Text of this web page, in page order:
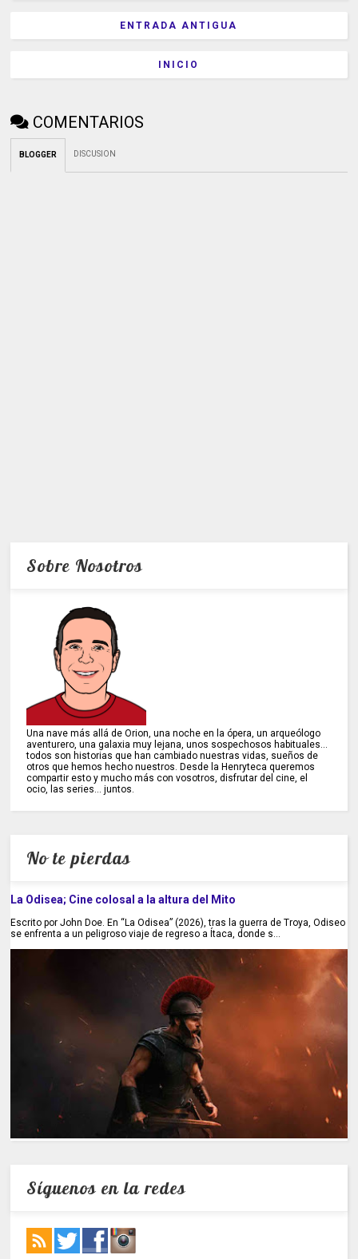
ENTRADA ANTIGUA
INICIO
COMENTARIOS
BLOGGER DISCUSION
Sobre Nosotros
Una nave más allá de Orion, una noche en la ópera, un arqueólogo
aventurero, una galaxia muy lejana, unos sospechosos habituales...
todos son historias que han cambiado nuestras vidas, sueños de
otros que hemos hecho nuestros. Desde la Henryteca queremos
compartir esto y mucho más con vosotros, disfrutar del cine, el
ocio, las series... juntos.
No te pierdas
La Odisea; Cine colosal a la altura del Mito
Escrito por John Doe. En “La Odisea” (2026), tras la guerra de Troya, Odiseo
se enfrenta a un peligroso viaje de regreso a Ítaca, donde s...
Síguenos en la redes